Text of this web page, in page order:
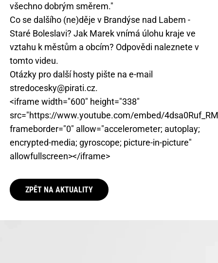
všechno dobrým směrem."
Co se dalšího (ne)děje v Brandýse nad Labem -
Staré Boleslavi? Jak Marek vnímá úlohu kraje ve
vztahu k městům a obcím? Odpovědi naleznete v
tomto videu.
Otázky pro další hosty pište na e-mail
stredocesky@pirati.cz.
<iframe width="600" height="338"
src="https://www.youtube.com/embed/
frameborder="0" allow="accelerometer; autoplay;
encrypted-media; gyroscope; picture-in-picture"
allowfullscreen></iframe>
ZPĚT NA AKTUALITY